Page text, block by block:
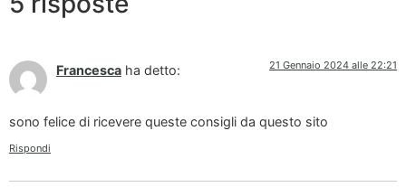
Francesca ha detto: 21 Gennaio 2024 alle 22:21
sono felice di ricevere queste consigli da questo sito
Rispondi